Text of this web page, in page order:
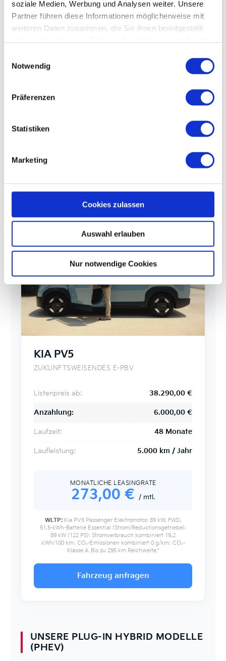
soziale Medien, Werbung und Analysen weiter. Unsere
Partner führen diese Informationen möglicherweise mit
weiteren Daten zusammen, die Sie ihnen bereitgestellt
Notwendig
Präferenzen
Statistiken
Marketing
Cookies zulassen
Auswahl erlauben
Nur notwendige Cookies
Listenpreis ab: 63.690,00 €
Anzahlung: 6.000,00 €
Laufleistung: 5.000 km / Jahr
Emissionen kombiniert 0 g/km; CO₂-Klasse A. Bis zu 443
Fahrzeug anfragen
E-BOOSTER
Passenger Van
KIA PV5
ZUKUNFTSWEISENDES E-PBV
Listenpreis ab: 38.290,00 €
Anzahlung: 6.000,00 €
Laufzeit: 48 Monate
Laufleistung: 5.000 km / Jahr
MONATLICHE LEASINGRATE
273,00 € / mtl.
WLTP:Kia PV5 Passenger Elektromotor, 89 kW, FWD,
51,5-kWh-Batterie Essential (Strom/Reduktionsgetriebe);
89 kW (122 PS): Stromverbrauch kombiniert 19,2
kWh/100 km; CO₂-Emissionen kombiniert 0 g/km; CO₂-
Klasse A. Bis zu 295 km Reichweite.*
Fahrzeug anfragen
UNSERE PLUG-IN HYBRID MODELLE
(PHEV)